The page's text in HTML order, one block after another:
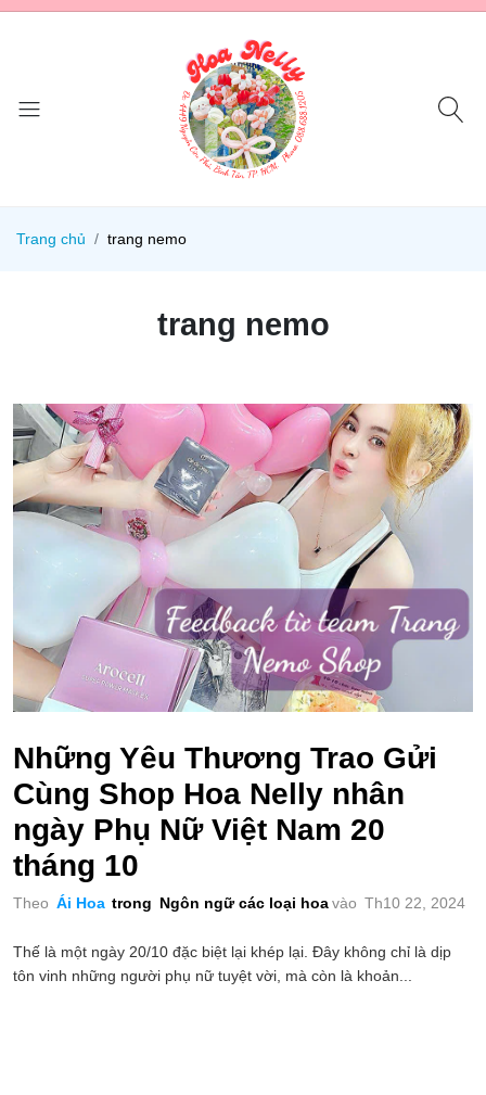
Trang chủ trang nemo
trang nemo
Những Yêu Thương Trao Gửi
Cùng Shop Hoa Nelly nhân
ngày Phụ Nữ Việt Nam 20
tháng 10
Theo Ái Hoa trong Ngôn ngữ các loại hoavào Th10 22, 2024
Thế là một ngày 20/10 đặc biệt lại khép lại. Đây không chỉ là dịp
tôn vinh những người phụ nữ tuyệt vời, mà còn là khoản...